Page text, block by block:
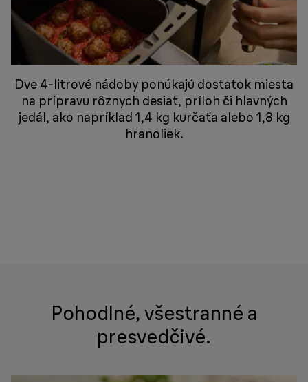
Dve 4-litrové nádoby ponúkajú dostatok miesta
na prípravu rôznych desiat, príloh či hlavných
jedál, ako napríklad 1,4 kg kurčaťa alebo 1,8 kg
hranoliek.
Pohodlné, všestranné a
presvedčivé.